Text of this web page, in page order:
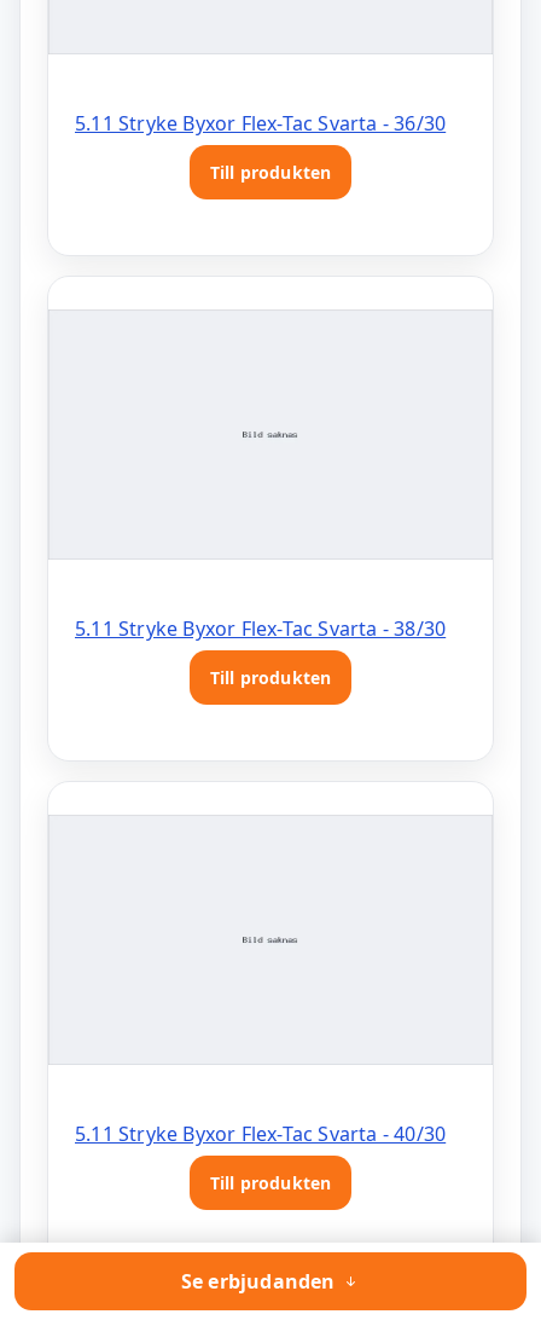
5.11 Stryke Byxor Flex-Tac Svarta - 36/30
Till produkten
5.11 Stryke Byxor Flex-Tac Svarta - 38/30
Till produkten
5.11 Stryke Byxor Flex-Tac Svarta - 40/30
Till produkten
Se erbjudanden